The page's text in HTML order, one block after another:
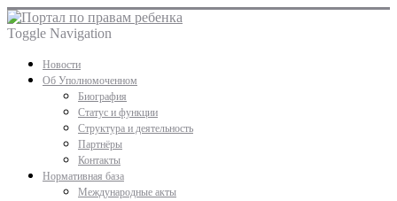
Toggle Navigation
Новости
Об Уполномоченном
Биография
Статус и функции
Структура и деятельность
Партнёры
Контакты
Нормативная база
Международные акты